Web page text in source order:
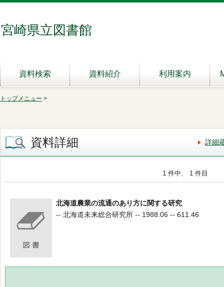
宮崎県立図書館
資料検索 資料紹介 利用案内
トップメニュー >
資料詳細 詳細
1 件中、 1 件目
北海道農業の流通のあり方に関する研究
-- 北海道未来総合研究所 -- 1988.06 -- 611.46